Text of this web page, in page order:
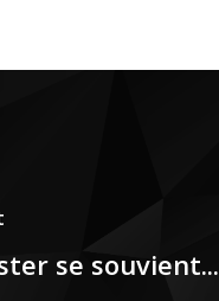
se souvient...